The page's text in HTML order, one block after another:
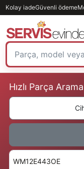
Kolay iadeGüvenli ödeme
Hızlı Parça Arama